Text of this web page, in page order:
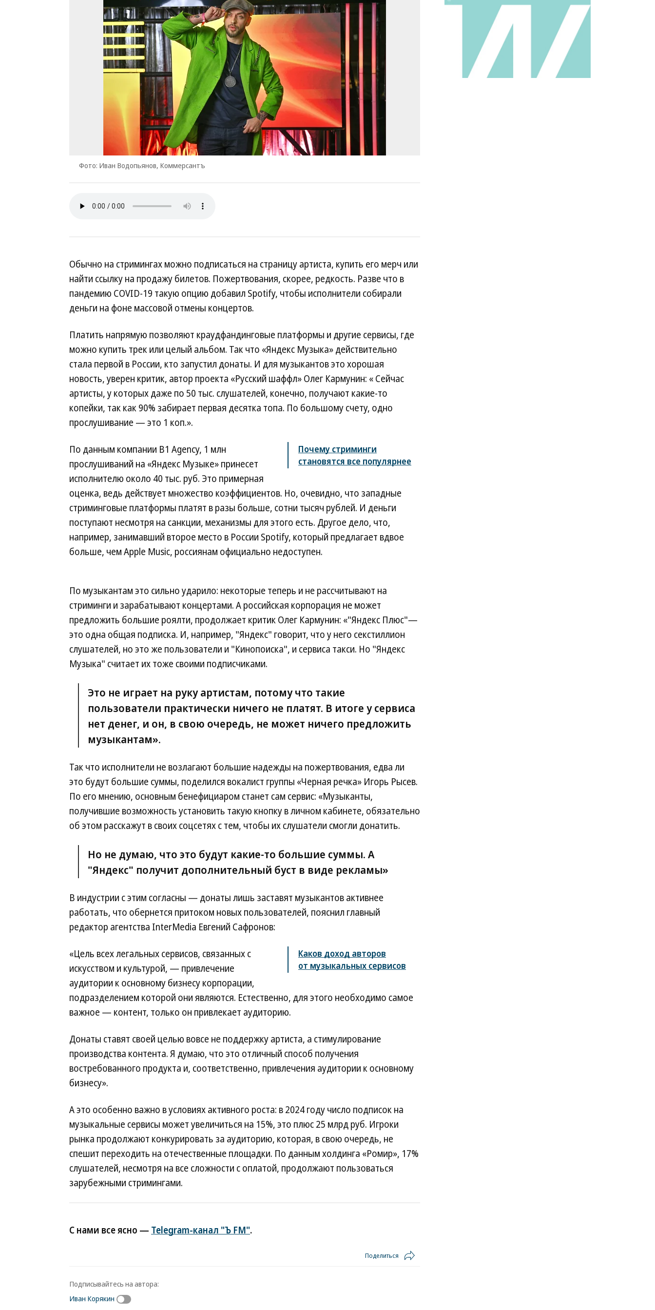
Фото: Иван Водопьянов, Коммерсантъ
Иван
Обычно на стримингах можно подписаться на страницу артиста, купить его мерч или
найти ссылку на продажу билетов. Пожертвования, скорее, редкость. Разве что в
пандемию COVID-19 такую опцию добавил Spotify, чтобы исполнители собирали
деньги на фоне массовой отмены концертов.
Платить напрямую позволяют краудфандинговые платформы и другие сервисы, где
можно купить трек или целый альбом. Так что «Яндекс Музыка» действительно
стала первой в России, кто запустил донаты. И для музыкантов это хорошая
новость, уверен критик, автор проекта «Русский шаффл» Олег Кармунин: « Сейчас
артисты, у которых даже по 50 тыс. слушателей, конечно, получают какие-то
копейки, так как 90% забирает первая десятка топа. По большому счету, одно
прослушивание — это 1 коп.».
Почему стриминги
становятся все популярнее
По данным компании B1 Agency, 1 млн
прослушиваний на «Яндекс Музыке» принесет
исполнителю около 40 тыс. руб. Это примерная
оценка, ведь действует множество коэффициентов. Но, очевидно, что западные
стриминговые платформы платят в разы больше, сотни тысяч рублей. И деньги
поступают несмотря на санкции, механизмы для этого есть. Другое дело, что,
например, занимавший второе место в России Spotify, который предлагает вдвое
больше, чем Apple Music, россиянам официально недоступен.
По музыкантам это сильно ударило: некоторые теперь и не рассчитывают на
стриминги и зарабатывают концертами. А российская корпорация не может
предложить большие роялти, продолжает критик Олег Кармунин: «"Яндекс Плюс"—
это одна общая подписка. И, например, "Яндекс" говорит, что у него секстиллион
слушателей, но это же пользователи и "Кинопоиска", и сервиса такси. Но "Яндекс
Музыка" считает их тоже своими подписчиками.
Это не играет на руку артистам, потому что такие
пользователи практически ничего не платят. В итоге у сервиса
нет денег, и он, в свою очередь, не может ничего предложить
музыкантам».
Так что исполнители не возлагают большие надежды на пожертвования, едва ли
это будут большие суммы, поделился вокалист группы «Черная речка» Игорь Рысев.
По его мнению, основным бенефициаром станет сам сервис: «Музыканты,
получившие возможность установить такую кнопку в личном кабинете, обязательно
об этом расскажут в своих соцсетях с тем, чтобы их слушатели смогли донатить.
Но не думаю, что это будут какие-то большие суммы. А
"Яндекс" получит дополнительный буст в виде рекламы»
В индустрии с этим согласны — донаты лишь заставят музыкантов активнее
работать, что обернется притоком новых пользователей, пояснил главный
редактор агентства InterMedia Евгений Сафронов:
Каков доход авторов
от музыкальных сервисов
«Цель всех легальных сервисов, связанных с
искусством и культурой, — привлечение
аудитории к основному бизнесу корпорации,
подразделением которой они являются. Естественно, для этого необходимо самое
важное — контент, только он привлекает аудиторию.
Донаты ставят своей целью вовсе не поддержку артиста, а стимулирование
производства контента. Я думаю, что это отличный способ получения
востребованного продукта и, соответственно, привлечения аудитории к основному
бизнесу».
А это особенно важно в условиях активного роста: в 2024 году число подписок на
музыкальные сервисы может увеличиться на 15%, это плюс 25 млрд руб. Игроки
рынка продолжают конкурировать за аудиторию, которая, в свою очередь, не
спешит переходить на отечественные площадки. По данным холдинга «Ромир», 17%
слушателей, несмотря на все сложности с оплатой, продолжают пользоваться
зарубежными стримингами.
С нами все ясно — Telegram-канал "Ъ FM".
Поделиться
Подписывайтесь на автора:
Иван Корякин